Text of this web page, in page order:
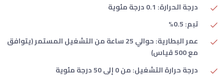
درجة الحرارة: 0.1 درجة مئوية
تبم: 0.5%
عمر البطارية: حوالي 25 ساعة من التشغيل المستمر (يتوافق
مع 500 قياس)
درجة حرارة التشغيل: من 0 إلى 50 درجة مئوية